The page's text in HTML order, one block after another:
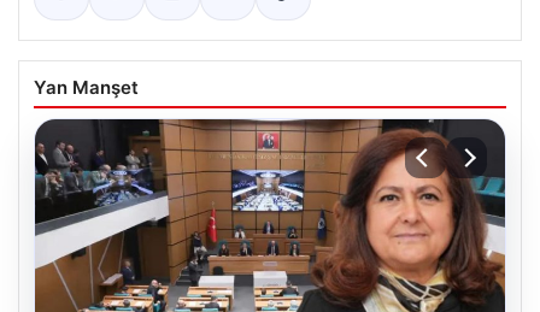
Yan Manşet